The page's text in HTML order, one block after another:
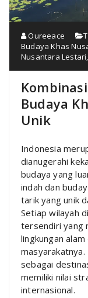
Oureeace
Budaya Khas
Nusantara Lestari
Budaya
Unik
Indonesia
dianugerahi
budaya yang
indah dan
tarik yang unik
Setiap wilayah
tersendiri yang
lingkungan
sebagai
memiliki nilai
internasional.